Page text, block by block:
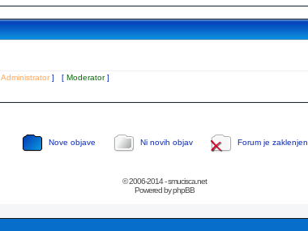
Administrator] [ Moderator]
Nove objave Ni novih objav Forum je zaklenjen
© 2006-2014 - smucisca.net
Powered by phpBB